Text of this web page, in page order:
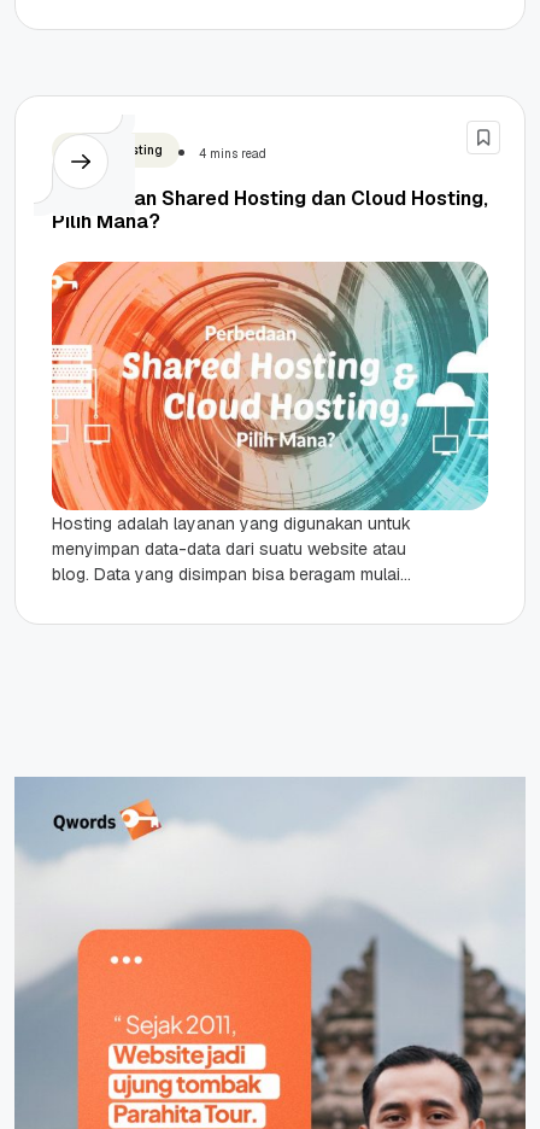
Banyak...
Shared Hosting 4 mins read
Perbedaan Shared Hosting dan Cloud Hosting,
Pilih Mana?
Hosting adalah layanan yang digunakan untuk
menyimpan data-data dari suatu website atau
blog. Data yang disimpan bisa beragam mulai